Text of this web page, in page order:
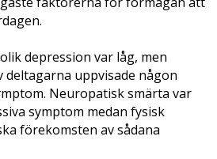
depression var låg, men
deltagarna uppvisade någon
Neuro­patisk smärta var
symptom medan fysisk
förekomsten av sådana